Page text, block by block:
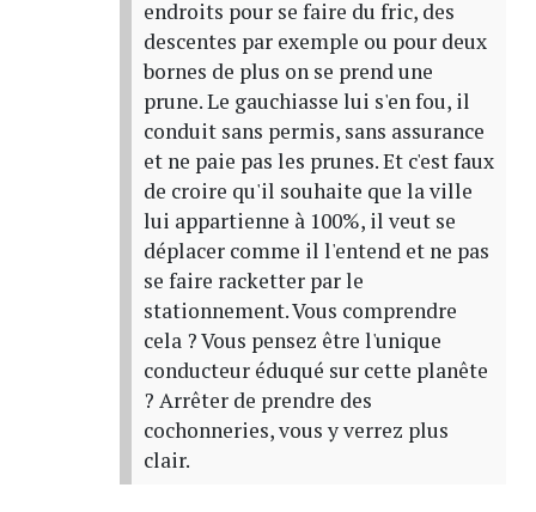
endroits pour se faire du fric, des
descentes par exemple ou pour deux
bornes de plus on se prend une
prune. Le gauchiasse lui s'en fou, il
conduit sans permis, sans assurance
et ne paie pas les prunes. Et c'est faux
de croire qu'il souhaite que la ville
lui appartienne à 100%, il veut se
déplacer comme il l'entend et ne pas
se faire racketter par le
stationnement. Vous comprendre
cela ? Vous pensez être l'unique
conducteur éduqué sur cette planête
? Arrêter de prendre des
cochonneries, vous y verrez plus
clair.